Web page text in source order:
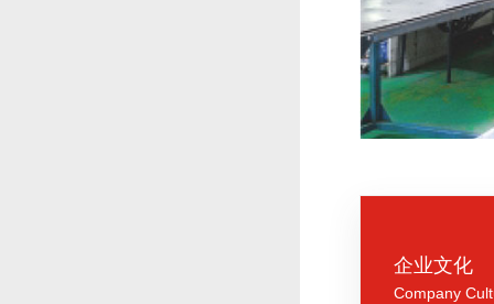
企业文化
Company